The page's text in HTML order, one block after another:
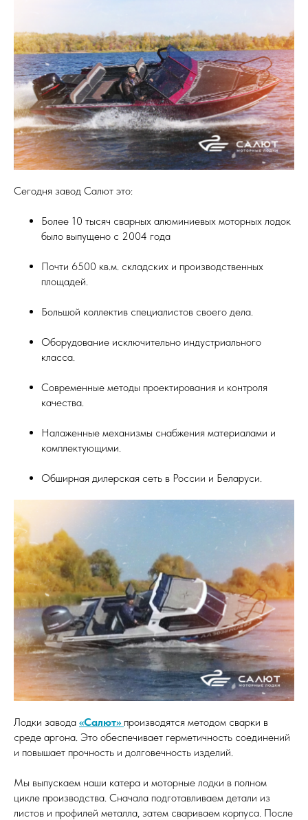
Сегодня завод Салют это:
Более 10 тысяч сварных алюминиевых моторных лодок
было выпущено с 2004 года
Почти 6500 кв.м. складских и производственных
площадей.
Большой коллектив специалистов своего дела.
Оборудование исключительно индустриального
класса.
Современные методы проектирования и контроля
качества.
Налаженные механизмы снабжения материалами и
комплектующими.
Обширная дилерская сеть в России и Беларуси.
Лодки завода «Салют» производятся методом сварки в
среде аргона. Это обеспечивает герметичность соединений
и повышает прочность и долговечность изделий.
Мы выпускаем наши катера и моторные лодки в полном
цикле производства. Сначала подготавливаем детали из
листов и профилей металла, затем свариваем корпуса. После